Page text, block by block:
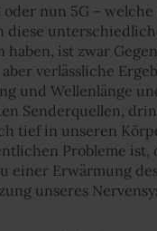
oder nun 5G –
diese
haben, ist zwar
verlässliche
und Wellenlänge
Senderquellen,
tief in unseren
Probleme ist,
einer Erwärmung
unseres